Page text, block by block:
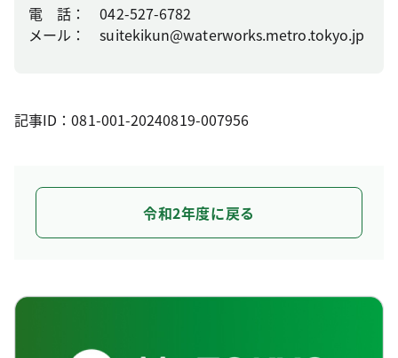
電 話： 042-527-6782
メール： suitekikun@waterworks.metro.tokyo.jp
記事ID：081-001-20240819-007956
令和2年度に戻る